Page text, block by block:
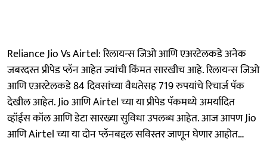
Reliance Jio Vs Airtel: रिलायन्स जिओ आणि एअरटेलकडे अनेक
जबरदस्त प्रीपेड प्लॅन आहेत ज्यांची किंमत सारखीच आहे. रिलायन्स जिओ
आणि एअरटेलकडे 84 दिवसांच्या वैधतेसह 719 रुपयांचे रिचार्ज पॅक
देखील आहेत. Jio आणि Airtel च्या या प्रीपेड पॅकमध्ये अमर्यादित
व्हॉईस कॉल आणि डेटा सारख्या सुविधा उपलब्ध आहेत. आज आपण Jio
आणि Airtel च्या या दोन प्लॅनबद्दल सविस्तर जाणून घेणार आहोत…